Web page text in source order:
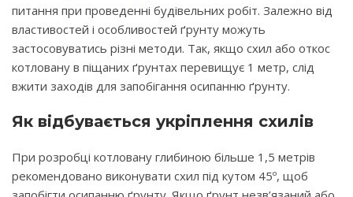
питання при проведенні будівельних робіт. Залежно від
властивостей і особливостей ґрунту можуть
застосовуватись різні методи. Так, якщо схил або откос
котловану в піщаних ґрунтах перевищує 1 метр, слід
вжити заходів для запобігання осипанню ґрунту.
Як відбувається укріплення схилів
При розробці котловану глибиною більше 1,5 метрів
рекомендовано виконувати схил під кутом 45º, щоб